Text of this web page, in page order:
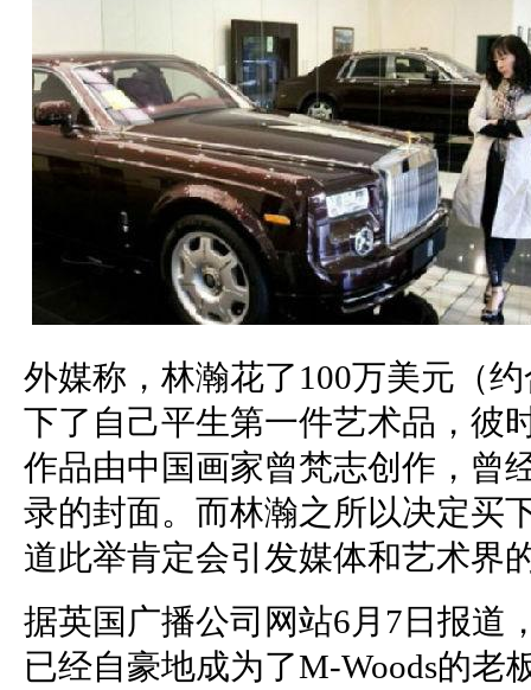
外媒称，林瀚花了100万美元（
下了自己平生第一件艺术品，彼
作品由中国画家曾梵志创作，曾
录的封面。而林瀚之所以决定买
道此举肯定会引发媒体和艺术界
据英国广播公司网站6月7日报道
已经自豪地成为了M-Woods的老